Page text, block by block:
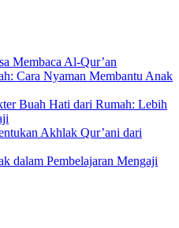
Membaca Al-Qur’an
Cara Nyaman Membantu Anak
Buah Hati dari Rumah: Lebih
Akhlak Qur’ani dari
dalam Pembelajaran Mengaji